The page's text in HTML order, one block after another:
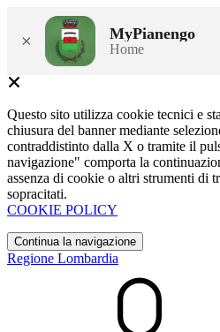
× MyPianengo
Home
Questo sito utilizza cookie tecnici e
chiusura del banner mediante
contraddistinto dalla X o tramite il
navigazione" comporta la
assenza di cookie o altri strumenti di
sopracitati.
COOKIE POLICY
Continua la navigazione
Regione Lombardia